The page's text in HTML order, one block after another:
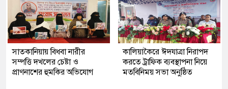
সাতকানিয়ায় বিধবা নারীর
সম্পত্তি দখলের চেষ্টা ও
প্রাণনাশের হুমকির অভিযোগ
কালিয়াকৈরে ঈদযাত্রা নিরাপদ
করতে ট্রাফিক ব্যবস্থাপনা নিয়ে
মতবিনিময় সভা অনুষ্ঠিত